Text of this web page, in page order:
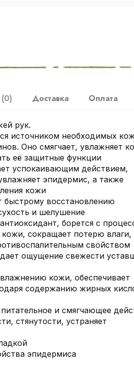
(0) Доставка Оплата
рук.
источником необходимых
Оно смягчает, увлажняет
её защитные функции
успокаивающим действием,
эпидермис, а также
кожи
быстрому восстановлению
и шелушение
борется с
кожи, сокращает потерю влаги,
свойством
ощущение свежести
кожи, обеспечивает
содержанию жирных
и смягчающее
стянутости, устраняет
эпидермиса